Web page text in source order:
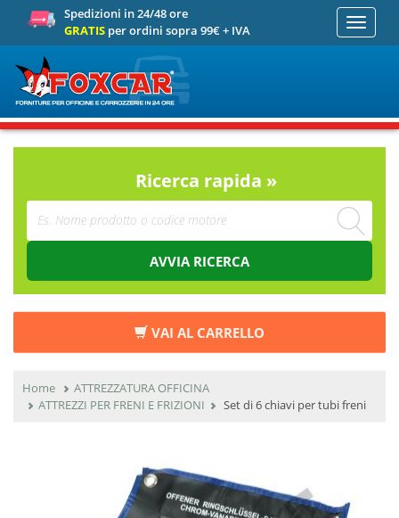
Spedizioni in 24/48 ore
GRATIS per ordini sopra 99€ + IVA
Toggle
Ricerca rapida »
AVVIA RICERCA
VAI AL CARRELLO
Home
ATTREZZATURA OFFICINA
ATTREZZI PER FRENI E FRIZIONI
Set di 6 chiavi per tubi freni